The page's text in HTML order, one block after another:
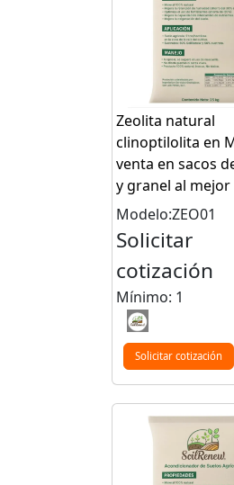
Zeolita natural
clinoptilolita en
venta en sacos
y granel al
Modelo:ZEO01
Solicitar
cotización
Mínimo: 1
Solicitar cotización